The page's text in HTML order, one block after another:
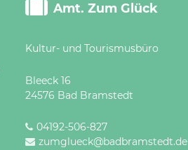
Amt. Zum Glück
Kultur- und Tourismusbüro
Bleeck 16
24576 Bad Bramstedt
04192-506-827
zumglueck@badbramstedt.de